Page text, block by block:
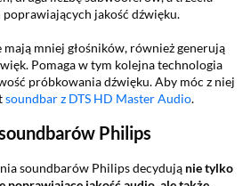
jakość dźwięku.
mniej głośników, również generują
Pomaga w tym kolejna technologia
próbkowania dźwięku. Aby móc z niej
soundbar z DTS HD Master Audio.
Philips
soundbarów Philips decydują nie tylko